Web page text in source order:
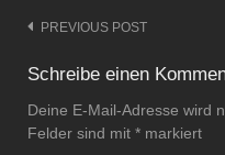
Post
PREVIOUS POST
Schreibe einen
Deine E-Mail-Adresse wird
Felder sind mit * markiert